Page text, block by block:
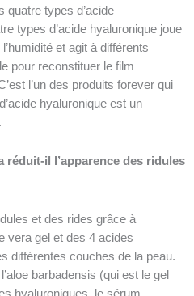
quatre types d’acide
types d’acide hyaluronique joue
et agit à différents
pour reconstituer le film
l’un des produits forever qui
hyaluronique est un
réduit-il l’apparence des ridules
et des rides grâce à
vera gel et des 4 acides
différentes couches de la peau.
barbadensis (qui est le gel